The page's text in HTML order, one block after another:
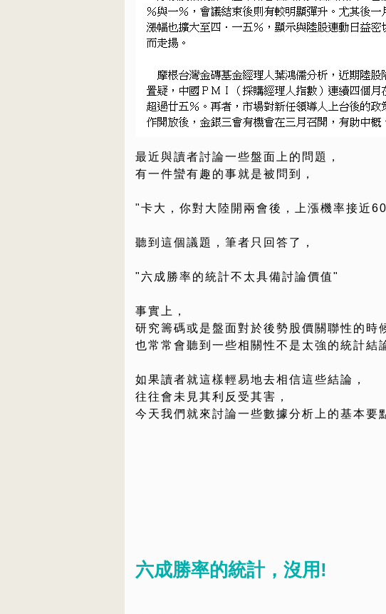
最近與讀者討論一些盤面上的問題，
有一件蠻有趣的事就是被問到，
"卡大，你對大陸開兩會後，上漲機率接近
聽到這個議題，筆者只回答了，
"六成勝率的統計不太具備討論價值"
事實上，
研究籌碼或是盤面對於後勢股價關聯性的時
也常常會聽到一些相關性不是太強的統計結
如果讀者就這樣輕易地去相信這些結論，
往往會未見其利反受其害，
今天我們就來討論一些數據分析上的基本要
六成勝率的統計，沒用!